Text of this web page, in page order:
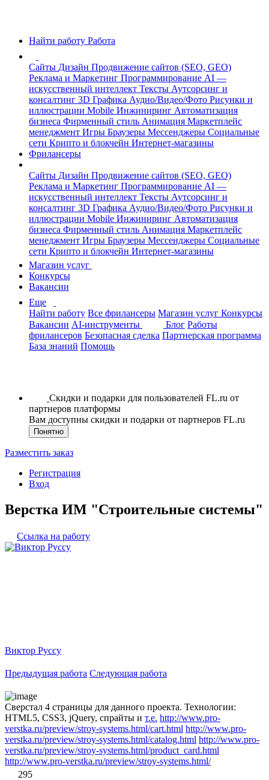
Найти работу Работа
Сайты Дизайн Продвижение сайтов (SEO, GEO)
Реклама и Маркетинг Программирование AI —
искусственный интеллект Тексты Аутсорсинг и
консалтинг 3D Графика Аудио/Видео/Фото Рисунки и
иллюстрации Mobile Инжиниринг Автоматизация
бизнеса Фирменный стиль Анимация Маркетплейс
менеджмент Игры Браузеры Мессенджеры Социальные
сети Крипто и блокчейн Интернет-магазины
Фрилансеры
Сайты Дизайн Продвижение сайтов (SEO, GEO)
Реклама и Маркетинг Программирование AI —
искусственный интеллект Тексты Аутсорсинг и
консалтинг 3D Графика Аудио/Видео/Фото Рисунки и
иллюстрации Mobile Инжиниринг Автоматизация
бизнеса Фирменный стиль Анимация Маркетплейс
менеджмент Игры Браузеры Мессенджеры Социальные
сети Крипто и блокчейн Интернет-магазины
Магазин услуг
Конкурсы
Вакансии
Еще
Найти работу Все фрилансеры Магазин услуг Конкурсы
Вакансии AI-инструменты Блог Работы
фрилансеров Безопасная сделка Партнерская программа
База знаний Помощь
Скидки и подарки для пользователей FL.ru от
партнеров платформы
Вам доступны скидки и подарки от партнеров FL.ru
Понятно
Разместить заказ
Регистрация
Вход
Верстка ИМ "Строительные системы"
Ссылка на работу
Виктор Руссу
Предыдущая работа Следующая работа
Сверстал 4 страницы для данного проекта. Технологии:
HTML5, CSS3, jQuery, спрайты и т.е. http://www.pro-
verstka.ru/preview/stroy-systems.html/cart.html http://www.pro-
verstka.ru/preview/stroy-systems.html/catalog.html http://www.pro-
verstka.ru/preview/stroy-systems.html/product_card.html
http://www.pro-verstka.ru/preview/stroy-systems.html/
295